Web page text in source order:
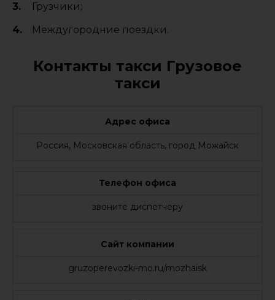
Грузчики;
Междугородние поездки.
Контакты такси Грузовое
такси
Адрес офиса
Россия, Московская область, город Можайск
Телефон офиса
звоните диспетчеру
Сайт компании
gruzoperevozki-mo.ru/mozhaisk